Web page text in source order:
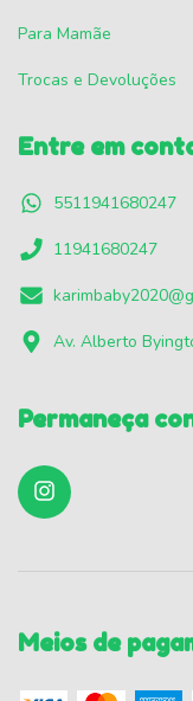
Para Mamãe
Trocas e Devoluções
Entre em
5511941680247
11941680247
Av. Alberto
Permaneça
Meios de